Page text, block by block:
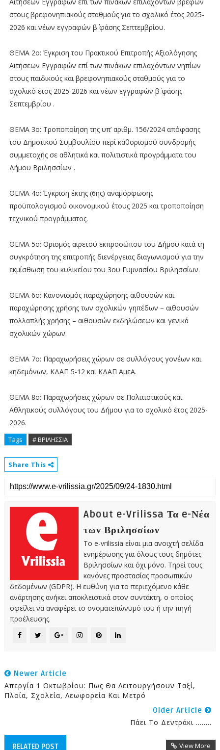
στους βρεφονηπιακούς σταθμούς για το σχολικό έτος 2025-
2026 και νέων εγγραφών β΄ φάσης Σεπτεμβρίου.
ΘΕΜΑ 2ο: Έγκριση του Πρακτικού Επιτροπής Αξιολόγησης
Αιτήσεων Εγγραφών επί των πινάκων επιλαχόντων νηπίων
στους παιδικούς και βρεφονηπιακούς σταθμούς για το
σχολικό έτος 2025-2026 και νέων εγγραφών β΄ φάσης
Σεπτεμβρίου .
ΘΕΜΑ 3ο: Τροποποίηση της υπ’ αριθμ. 156/2024 απόφασης
του Δημοτικού Συμβουλίου περί καθορισμού συνδρομής
συμμετοχής σε αθλητικά και πολιτιστικά προγράμματα του
Δήμου Βριλησσίων .
ΘΕΜΑ 4ο: Έγκριση έκτης (6ης) αναμόρφωσης
προϋπολογισμού οικονομικού έτους 2025 και τροποποίηση
τεχνικού προγράμματος.
ΘΕΜΑ 5ο: Ορισμός αιρετού εκπροσώπου του Δήμου κατά τη
συγκρότηση της επιτροπής διενέργειας διαγωνισμού για την
εκμίσθωση του κυλικείου του 3ου Γυμνασίου Βριλησσίων.
ΘΕΜΑ 6ο: Κανονισμός παραχώρησης αιθουσών και
παραχώρησης χρήσης των σχολικών γηπέδων – αιθουσών
πολλαπλής χρήσης – αιθουσών εκδηλώσεων και γενικά
σχολικών χώρων.
ΘΕΜΑ 7ο: Παραχωρήσεις χώρων σε συλλόγους γονέων και
κηδεμόνων, ΚΔΑΠ 5-12 και ΚΔΑΠ ΑμεΑ.
ΘΕΜΑ 8ο: Παραχωρήσεις χώρων σε Πολιτιστικούς και
Αθλητικούς συλλόγους του Δήμου για το σχολικό έτος 2025-
2026.
Tags # ΒΡΙΛΗΣΣΙΑ
Share This
About e-Vrilissa Τα e-Νέα
των Βριλησσίων
Το e-vrilissia είναι μια ανοιχτή σελίδα
ενημέρωσης για όλους τους δημότες
Βριλησσίων και όχι μόνο. Τηρεί τους
κανόνες προστασίας προσωπικών
δεδομένων (GDPR). Η ευθύνη για το περιεχόμενο κάθε
ανάρτησης ανήκει αποκλειστικά στον συντάκτη, ο οποίος
οφείλει να αναφέρει το ονοματεπώνυμό του ή την πηγή
προέλευσης.
Newer Article
Απεργία 1 Οκτωβρίου: Πως Θα Λειτουργήσουν Ταξί,
Πλοία, Σχολεία, Λεωφορεία Και Μετρό
Older Article
Πάει Το Δεντράκι ........
RELATED POST View More